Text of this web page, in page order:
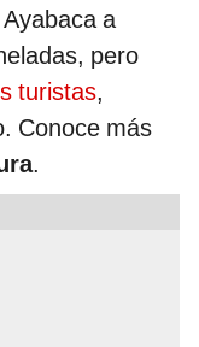
a
pero
turistas,
Conoce más
.